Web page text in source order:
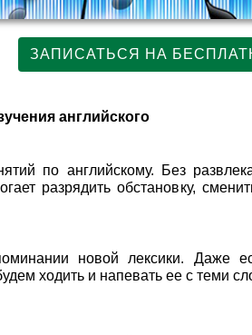
ЗАПИСАТЬСЯ НА
английского
по английскому. Без
разрядить обстановку,
новой лексики. Даже
ходить и напевать ее с теми